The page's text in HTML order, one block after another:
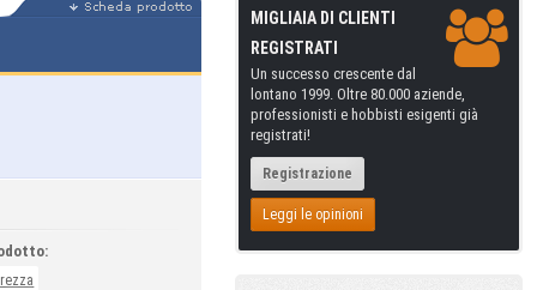
MIGLIAIA DI CLIENTI
REGISTRATI
Un successo crescente dal
lontano 1999. Oltre 80.000 aziende,
professionisti e hobbisti esigenti già
registrati!
Registrazione
Leggi le opinioni